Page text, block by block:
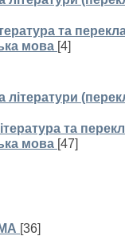
та
мова [4]
літератури
та
мова [47]
[36]